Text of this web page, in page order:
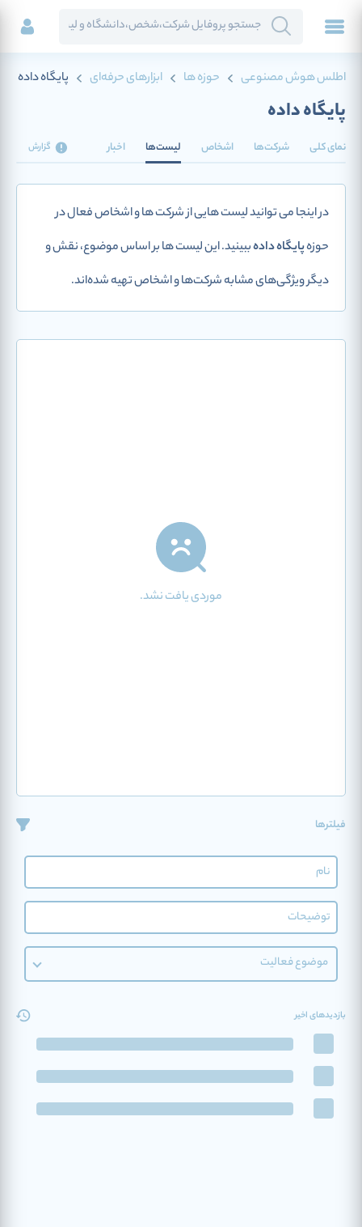
اطلس هوش مصنوعی حوزه ها ابزارهای حرفه‌ای پایگاه داده
پایگاه داده
نمای کلی شرکت‌ها اشخاص لیست‌ها اخبار گزارش
در اینجا می توانید لیست هایی از شرکت ها و اشخاص فعال در
حوزهپایگاه دادهببینید. این لیست ها بر اساس موضوع، نقش و
دیگر ویژگی‌های مشابه شرکت‌ها و اشخاص تهیه شده‌اند.
موردی یافت نشد.
فیلترها
موضوع فعالیت
بازدیدهای اخیر